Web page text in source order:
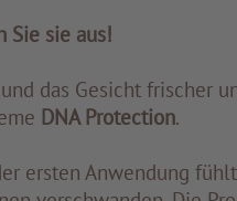
Sie sie aus!
das Gesicht frischer
DNA Protection.
ersten Anwendung